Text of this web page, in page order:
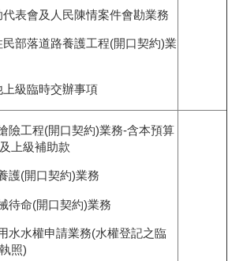
代表會及人民陳情案件會勘業務
民部落道路養護工程(開口契約)業
上級臨時交辦事項
險工程(開口契約)業務-含本預算
上級補助款
護(開口契約)業務
待命(開口契約)業務
水水權申請業務(水權登記之臨
照)